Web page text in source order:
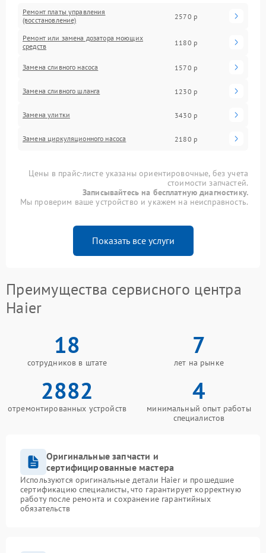
Ремонт платы управления
(восстановление)
2570 р
Ремонт или замена дозатора моющих
средств
1180 р
Замена сливного насоса 1570 р
Замена сливного шланга 1230 р
Замена улитки 3430 р
Замена циркуляционного насоса 2180 р
Цены в прайс-листе указаны ориентировочные, без учета
стоимости запчастей.
Записывайтесь на бесплатную диагностику.
Мы проверим ваше устройство и укажем на неисправность.
Показать все услуги
Преимущества сервисного центра
Haier
18
сотрудников в штате
7
лет на рынке
2882
отремонтированных устройств
4
минимальный опыт работы
специалистов
Оригинальные запчасти и
сертифицированные мастера
Используются оригинальные детали Haier и прошедшие
сертификацию специалисты, что гарантирует корректную
работу после ремонта и сохранение гарантийных
обязательств